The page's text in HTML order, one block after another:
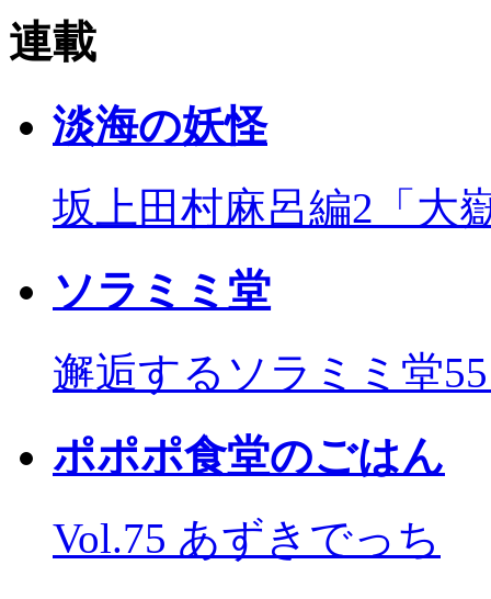
連載
淡海の妖怪
坂上田村麻呂編2「大
ソラミミ堂
邂逅するソラミミ堂
ポポポ食堂のごはん
Vol.75 あずきでっち